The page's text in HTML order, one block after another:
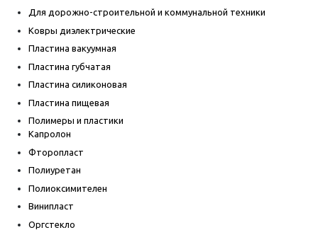
Для дорожно-строительной и коммунальной техники
Ковры диэлектрические
Пластина вакуумная
Пластина губчатая
Пластина силиконовая
Пластина пищевая
Полимеры и пластики
Капролон
Фторопласт
Полиуретан
Полиоксимителен
Винипласт
Оргстекло